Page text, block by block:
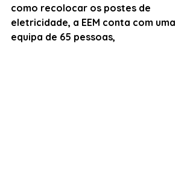
como recolocar os postes de
eletricidade, a EEM conta com uma
equipa de 65 pessoas,